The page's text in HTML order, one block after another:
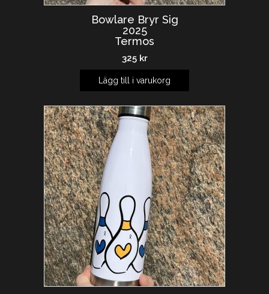
Bowlare Bryr Sig
2025
Termos
325 kr
Lägg till i varukorg